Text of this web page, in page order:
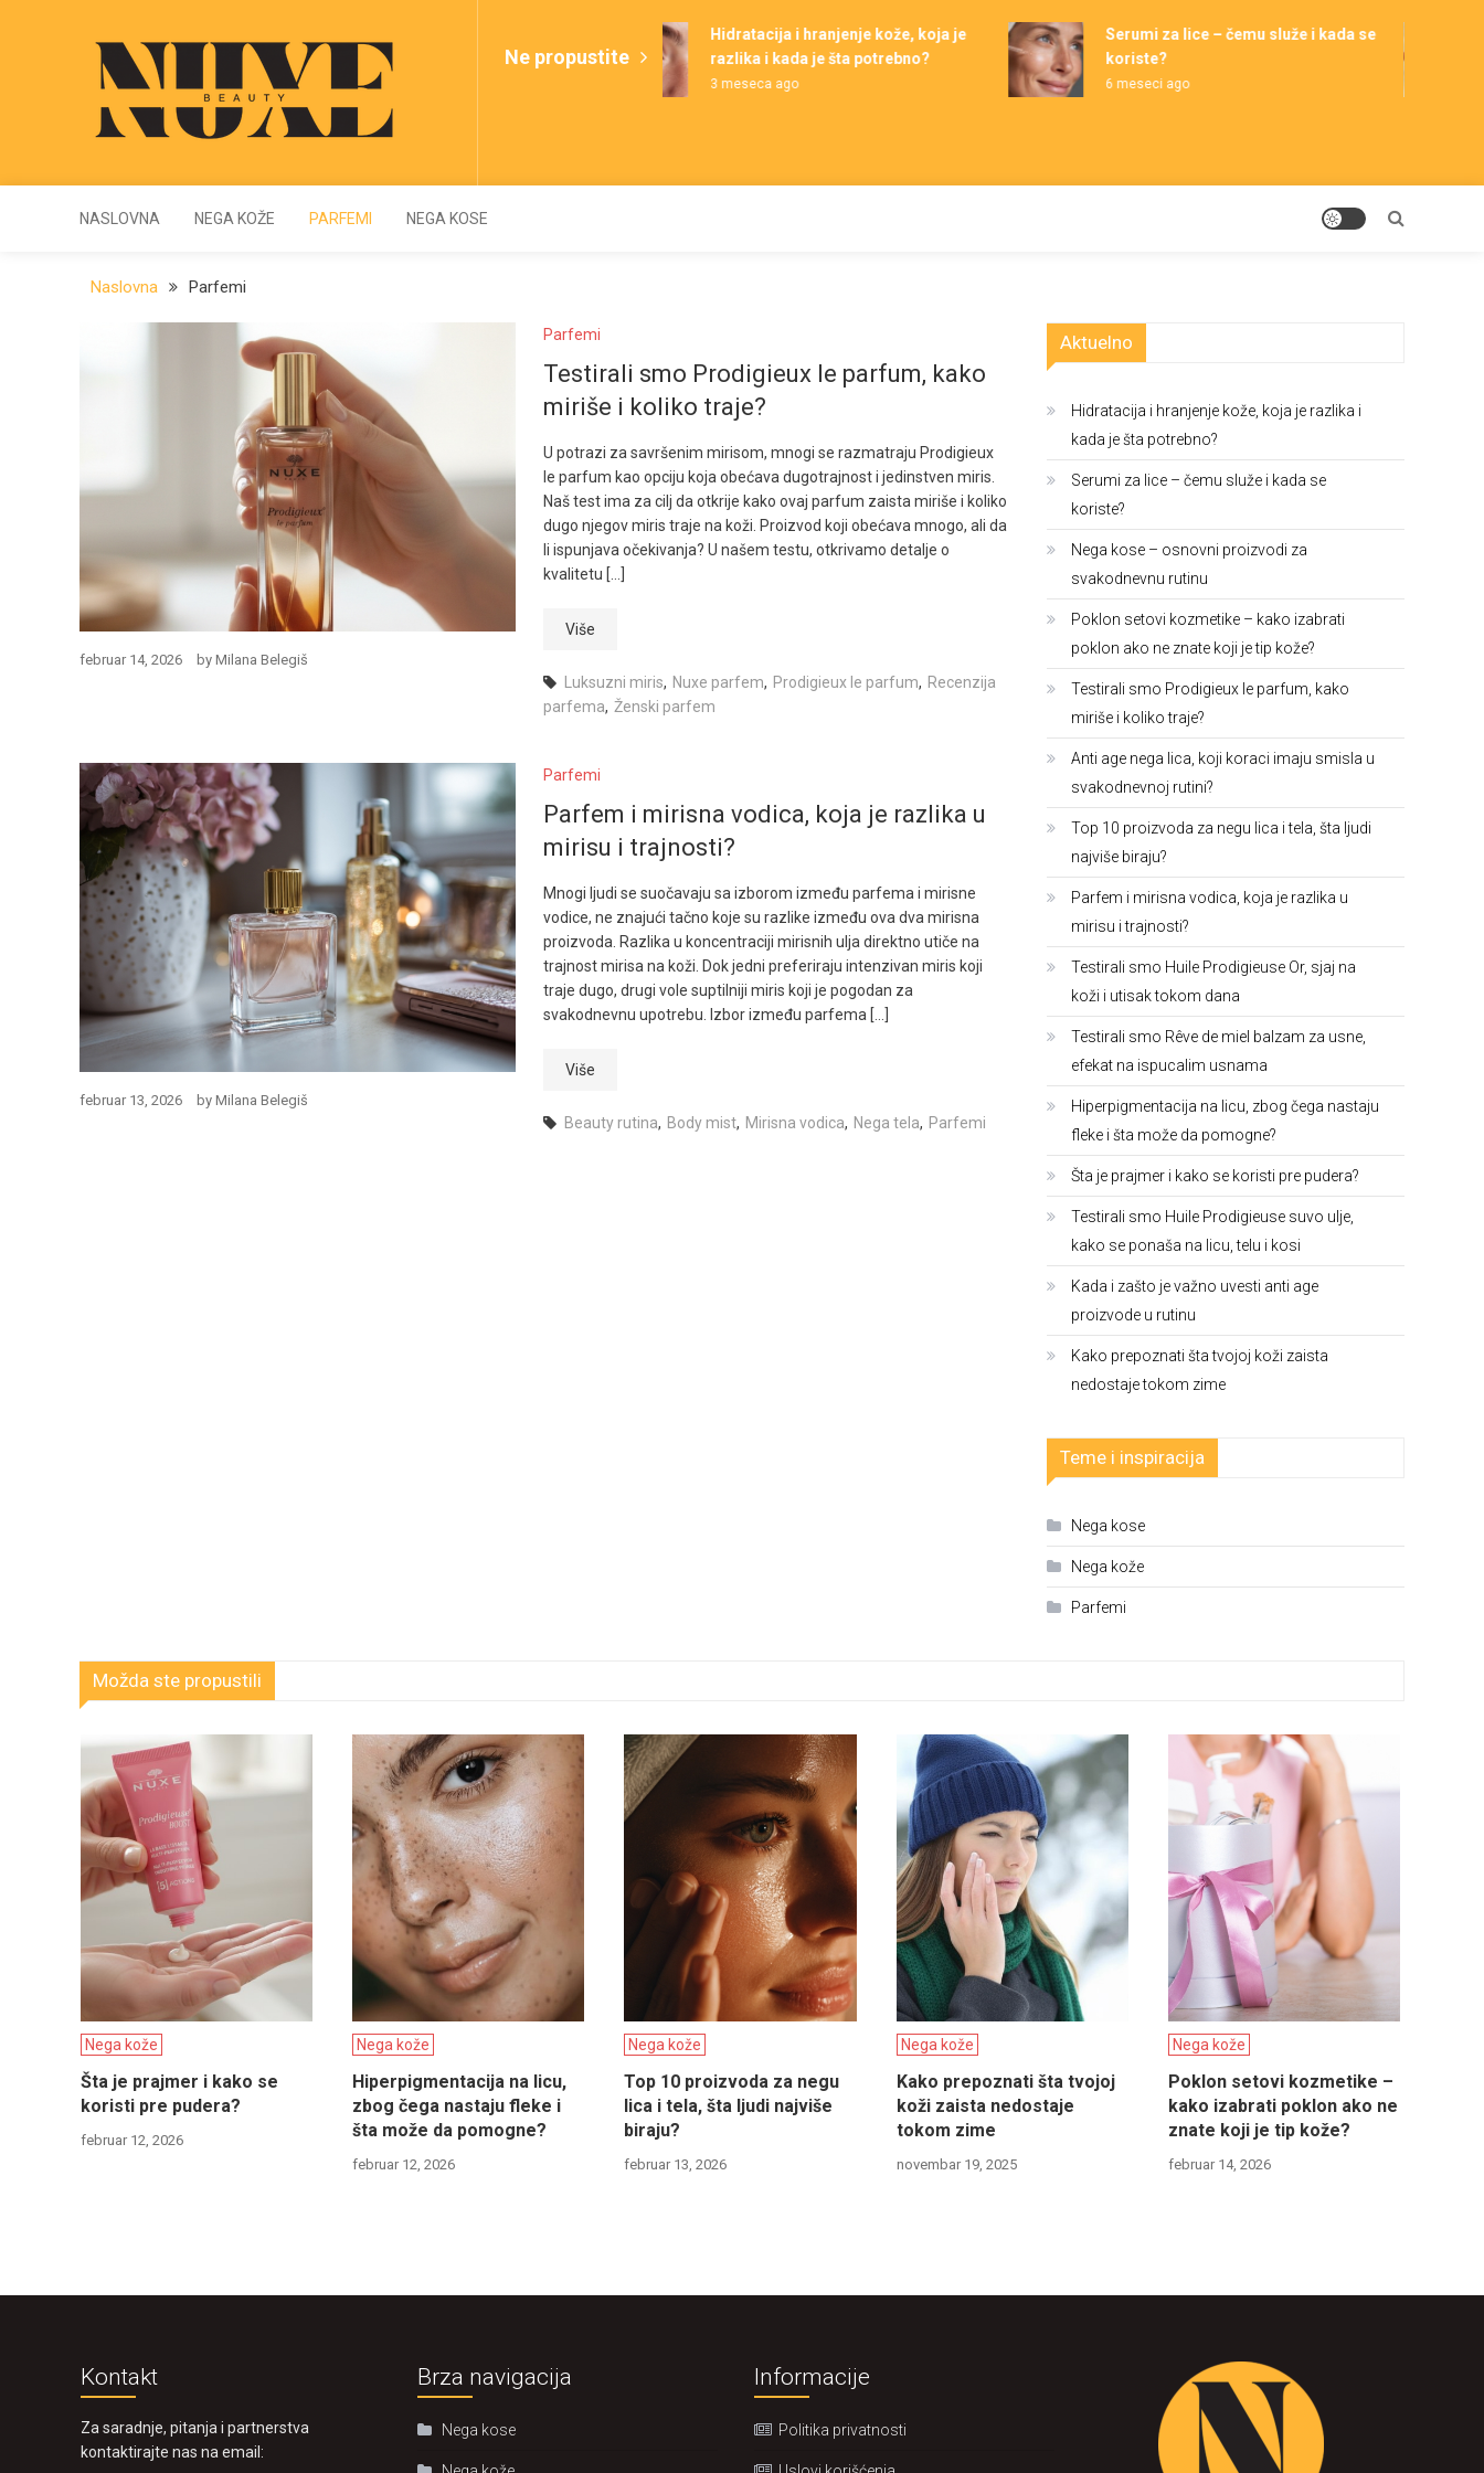
Nuxe
Ne propustite
Hidratacija i hranjenje kože, koja je
razlika i kada je šta potrebno?
3 meseca ago
Serumi za lice – čemu služe i kada se
koriste?
6 meseci ago
NASLOVNA NEGA KOŽE PARFEMI NEGA KOSE
Naslovna Parfemi
Parfemi
Testirali smo Prodigieux le parfum, kako
miriše i koliko traje?
U potrazi za savršenim mirisom, mnogi se razmatraju Prodigieux
le parfum kao opciju koja obećava dugotrajnost i jedinstven miris.
Naš test ima za cilj da otkrije kako ovaj parfum zaista miriše i koliko
dugo njegov miris traje na koži. Proizvod koji obećava mnogo, ali da
li ispunjava očekivanja? U našem testu, otkrivamo detalje o
kvalitetu […]
Više
Luksuzni miris, Nuxe parfem, Prodigieux le parfum, Recenzija
parfema, Ženski parfem
februar 14, 2026 by Milana Belegiš
Parfemi
Parfem i mirisna vodica, koja je razlika u
mirisu i trajnosti?
Mnogi ljudi se suočavaju sa izborom između parfema i mirisne
vodice, ne znajući tačno koje su razlike između ova dva mirisna
proizvoda. Razlika u koncentraciji mirisnih ulja direktno utiče na
trajnost mirisa na koži. Dok jedni preferiraju intenzivan miris koji
traje dugo, drugi vole suptilniji miris koji je pogodan za
svakodnevnu upotrebu. Izbor između parfema […]
Više
Beauty rutina, Body mist, Mirisna vodica, Nega tela, Parfemi
februar 13, 2026 by Milana Belegiš
Aktuelno
Hidratacija i hranjenje kože, koja je razlika i
kada je šta potrebno?
Serumi za lice – čemu služe i kada se
koriste?
Nega kose – osnovni proizvodi za
svakodnevnu rutinu
Poklon setovi kozmetike – kako izabrati
poklon ako ne znate koji je tip kože?
Testirali smo Prodigieux le parfum, kako
miriše i koliko traje?
Anti age nega lica, koji koraci imaju smisla u
svakodnevnoj rutini?
Top 10 proizvoda za negu lica i tela, šta ljudi
najviše biraju?
Parfem i mirisna vodica, koja je razlika u
mirisu i trajnosti?
Testirali smo Huile Prodigieuse Or, sjaj na
koži i utisak tokom dana
Testirali smo Rêve de miel balzam za usne,
efekat na ispucalim usnama
Hiperpigmentacija na licu, zbog čega nastaju
fleke i šta može da pomogne?
Šta je prajmer i kako se koristi pre pudera?
Testirali smo Huile Prodigieuse suvo ulje,
kako se ponaša na licu, telu i kosi
Kada i zašto je važno uvesti anti age
proizvode u rutinu
Kako prepoznati šta tvojoj koži zaista
nedostaje tokom zime
Teme i inspiracija
Nega kose
Nega kože
Parfemi
Možda ste propustili
Nega kože
Šta je prajmer i kako se
koristi pre pudera?
februar 12, 2026
Nega kože
Hiperpigmentacija na licu,
zbog čega nastaju fleke i
šta može da pomogne?
februar 12, 2026
Nega kože
Top 10 proizvoda za negu
lica i tela, šta ljudi najviše
biraju?
februar 13, 2026
Nega kože
Kako prepoznati šta tvojoj
koži zaista nedostaje
tokom zime
novembar 19, 2025
Nega kože
Poklon setovi kozmetike –
kako izabrati poklon ako ne
znate koji je tip kože?
februar 14, 2026
Kontakt
Za saradnje, pitanja i partnerstva
kontaktirajte nas na email:
Brza navigacija
Nega kose
Informacije
Politika privatnosti